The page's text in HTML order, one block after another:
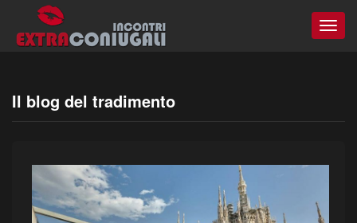
Il blog del tradimento